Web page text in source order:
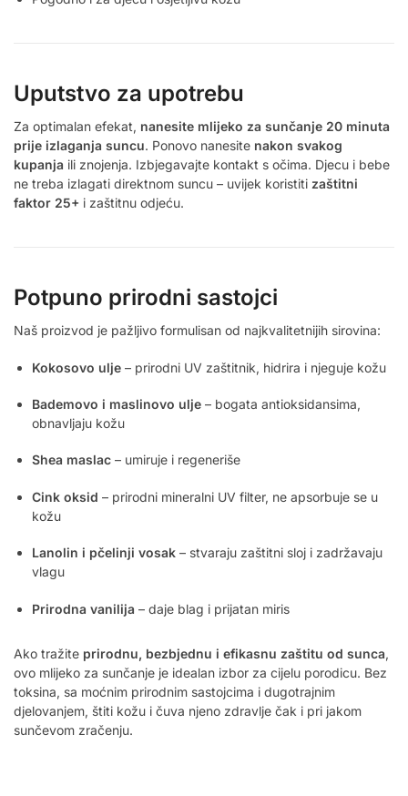
Uputstvo za upotrebu
Za optimalan efekat, nanesite mlijeko za sunčanje 20 minuta
prije izlaganja suncu. Ponovo nanesite nakon svakog
kupanja ili znojenja. Izbjegavajte kontakt s očima. Djecu i bebe
ne treba izlagati direktnom suncu – uvijek koristiti zaštitni
faktor 25+ i zaštitnu odjeću.
Potpuno prirodni sastojci
Naš proizvod je pažljivo formulisan od najkvalitetnijih sirovina:
Kokosovo ulje – prirodni UV zaštitnik, hidrira i njeguje kožu
Bademovo i maslinovo ulje – bogata antioksidansima,
obnavljaju kožu
Shea maslac – umiruje i regeneriše
Cink oksid – prirodni mineralni UV filter, ne apsorbuje se u
kožu
Lanolin i pčelinji vosak – stvaraju zaštitni sloj i zadržavaju
vlagu
Prirodna vanilija – daje blag i prijatan miris
Ako tražite prirodnu, bezbjednu i efikasnu zaštitu od sunca,
ovo mlijeko za sunčanje je idealan izbor za cijelu porodicu. Bez
toksina, sa moćnim prirodnim sastojcima i dugotrajnim
djelovanjem, štiti kožu i čuva njeno zdravlje čak i pri jakom
sunčevom zračenju.